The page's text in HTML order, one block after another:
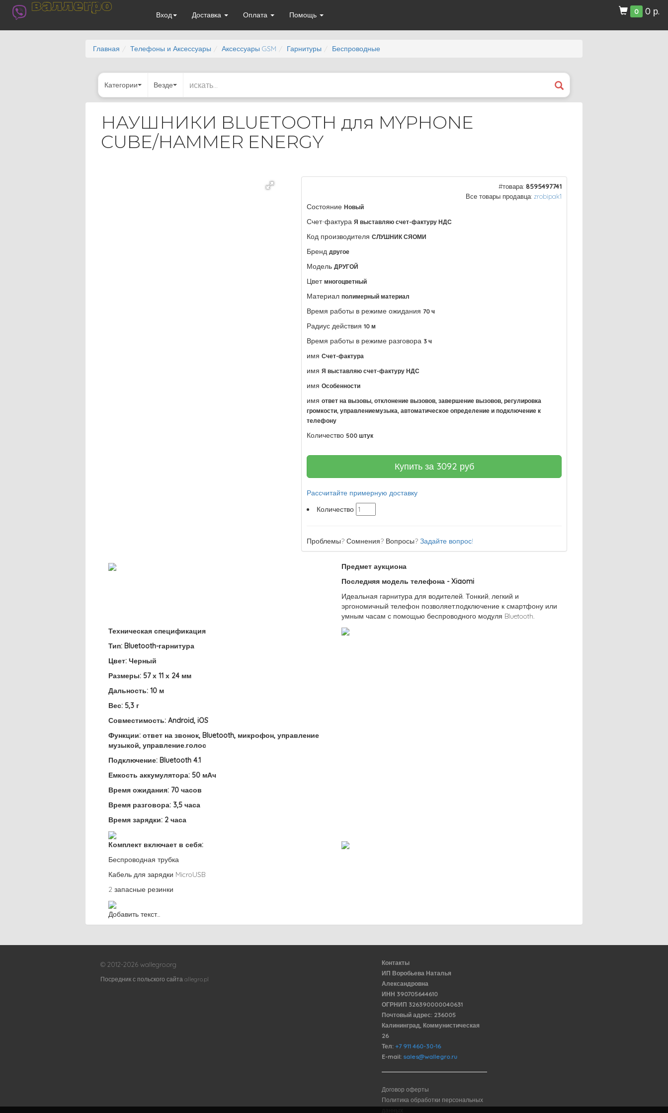
валлегро
Вход Доставка Оплата Помощь 0 0 р.
Главная Телефоны и Аксессуары Аксессуары GSM Гарнитуры Беспроводные
Категории Везде
НАУШНИКИ BLUETOOTH для MYPHONE
CUBE/HAMMER ENERGY
#товара: 8595497741
Все товары продавца: zrobipak1
Состояние Новый
Счет-фактура Я выставляю счет-фактуру НДС
Код производителя СЛУШНИК СЯОМИ
Бренд другое
Модель ДРУГОЙ
Цвет многоцветный
Материал полимерный материал
Время работы в режиме ожидания 70 ч
Радиус действия 10 м
Время работы в режиме разговора 3 ч
имя Счет-фактура
имя Я выставляю счет-фактуру НДС
имя Особенности
имя ответ на вызовы, отклонение вызовов, завершение вызовов, регулировка
громкости, управлениемузыка, автоматическое определение и подключение к
телефону
Количество 500 штук
Купить за 3092 руб
Рассчитайте примерную доставку
Количество
Проблемы? Сомнения? Вопросы?Задайте вопрос!
Предмет аукциона
Последняя модель телефона - Xiaomi
Идеальная гарнитура для водителей. Тонкий, легкий и
эргономичный телефон позволяет:подключение к смартфону или
умным часам с помощью беспроводного модуля Bluetooth.
Техническая спецификация
Тип: Bluetooth-гарнитура
Цвет: Черный
Размеры: 57 х 11 х 24 мм
Дальность: 10 м
Вес: 5,3 г
Совместимость: Android, iOS
Функции: ответ на звонок, Bluetooth, микрофон, управление
музыкой, управление.голос
Подключение: Bluetooth 4.1
Емкость аккумулятора: 50 мАч
Время ожидания: 70 часов
Время разговора: 3,5 часа
Время зарядки: 2 часа
Комплект включает в себя:
Беспроводная трубка
Кабель для зарядки MicroUSB
2 запасные резинки
Добавить текст...
© 2012-2026 wallegro.org
Посредник с польского сайта allegro.pl
Контакты
ИП Воробьева Наталья
Александровна
ИНН 390705644610
ОГРНИП 326390000040631
Почтовый адрес: 236005
Калининград, Коммунистическая
26
Тел: +7 911 460-30-16
E-mail: sales@wallegro.ru
Договор оферты
Политика обработки персональных